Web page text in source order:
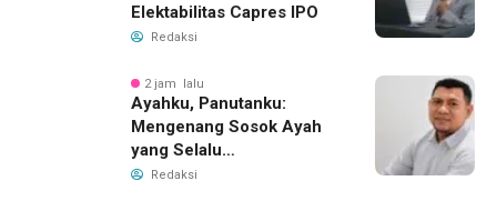
Elektabilitas Capres IPO
Redaksi
2 jam lalu
Ayahku, Panutanku:
Mengenang Sosok Ayah
yang Selalu
Membersamaiku
Redaksi